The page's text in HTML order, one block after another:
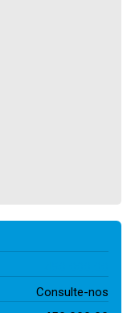
Consulte-nos